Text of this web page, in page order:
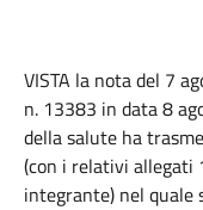
VISTA la nota del 7
n. 13383 in data 8
della salute ha
(con i relativi allegati
integrante) nel quale